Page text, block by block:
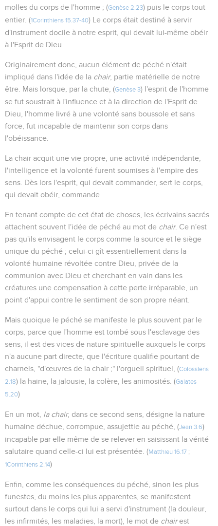
molles du corps de l'homme ; (Genèse 2.23) puis le corps tout
entier. (1Corinthiens 15.37-40) Le corps était destiné à servir
d'instrument docile à notre esprit, qui devait lui-même obéir
à l'Esprit de Dieu.
Originairement donc, aucun élément de péché n'était
impliqué dans l'idée de la chair, partie matérielle de notre
être. Mais lorsque, par la chute, (Genèse 3) l'esprit de l'homme
se fut soustrait à l'influence et à la direction de l'Esprit de
Dieu, l'homme livré à une volonté sans boussole et sans
force, fut incapable de maintenir son corps dans
l'obéissance.
La chair acquit une vie propre, une activité indépendante,
l'intelligence et la volonté furent soumises à l'empire des
sens. Dès lors l'esprit, qui devait commander, sert le corps,
qui devait obéir, commande.
En tenant compte de cet état de choses, les écrivains sacrés
attachent souvent l'idée de péché au mot de chair. Ce n'est
pas qu'ils envisagent le corps comme la source et le siège
unique du péché ; celui-ci gît essentiellement dans la
volonté humaine révoltée contre Dieu, privée de la
communion avec Dieu et cherchant en vain dans les
créatures une compensation à cette perte irréparable, un
point d'appui contre le sentiment de son propre néant.
Mais quoique le péché se manifeste le plus souvent par le
corps, parce que l'homme est tombé sous l'esclavage des
sens, il est des vices de nature spirituelle auxquels le corps
n'a aucune part directe, que l'écriture qualifie pourtant de
charnels, "d'œuvres de la chair ;" l'orgueil spirituel, (Colossiens
2.18) la haine, la jalousie, la colère, les animosités. (Galates
5.20)
En un mot, la chair, dans ce second sens, désigne la nature
humaine déchue, corrompue, assujettie au péché, (Jean 3.6)
incapable par elle même de se relever en saisissant la vérité
salutaire quand celle-ci lui est présentée. (Matthieu 16.17 ;
1Corinthiens 2.14)
Enfin, comme les conséquences du péché, sinon les plus
funestes, du moins les plus apparentes, se manifestent
surtout dans le corps qui lui a servi d'instrument (la douleur,
les infirmités, les maladies, la mort), le mot de chairest